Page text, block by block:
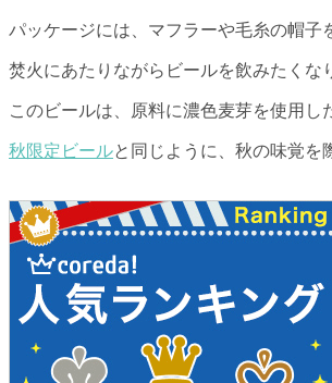
パッケージには、マフラーや毛糸の帽子
焚火にあたりながらビールを飲みたくな
このビールは、原料に濃色麦芽を使用し
秋限定ビールと同じように、秋の味覚を